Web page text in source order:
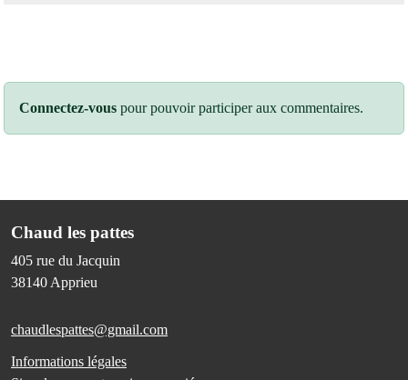
Connectez-vous pour pouvoir participer aux commentaires.
Chaud les pattes
405 rue du Jacquin
38140 Apprieu
chaudlespattes@gmail.com
Informations légales